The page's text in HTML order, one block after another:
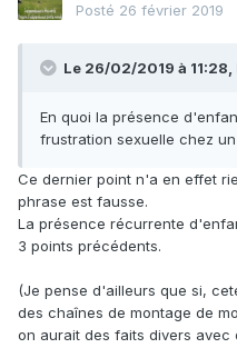
Posté 26 février 2019
Le 26/02/2019 à 11:28,
En quoi la présence
frustration sexuelle chez
Ce dernier point n'a en effet
phrase est fausse.
La présence récurrente
3 points précédents.
(Je pense d'ailleurs que si,
des chaînes de montage de
on aurait des faits divers avec